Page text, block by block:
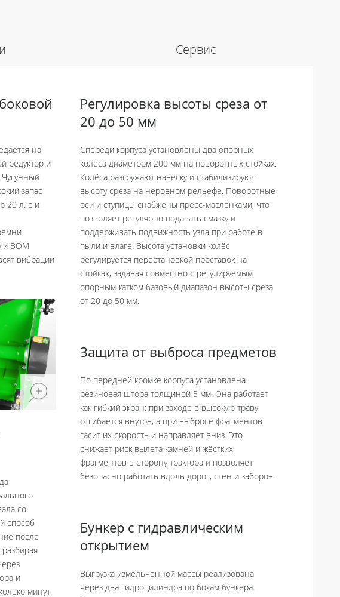
Сервис
на
редуктор и
запас
20 л. с и
и ВОМ
вибрации
со
способ
после
и
минут.
Регулировка высоты среза от
20 до 50 мм
Спереди корпуса установлены два опорных
колеса диаметром 200 мм на поворотных стойках.
Колёса разгружают навеску и стабилизируют
высоту среза на неровном рельефе. Поворотные
оси и ступицы снабжены пресс-маслёнками, что
позволяет регулярно подавать смазку и
поддерживать подвижность узла при работе в
пыли и влаге. Высота установки колёс
регулируется перестановкой проставок на
стойках, задавая совместно с регулируемым
опорным катком базовый диапазон высоты среза
от 20 до 50 мм.
Защита от выброса предметов
По передней кромке корпуса установлена
резиновая штора толщиной 5 мм. Она работает
как гибкий экран: при заходе в высокую траву
отгибается внутрь, а при выбросе фрагментов
гасит их скорость и направляет вниз. Это
снижает риск вылета камней и жёстких
фрагментов в сторону трактора и позволяет
безопасно работать вдоль дорог, стен и заборов.
Бункер с гидравлическим
открытием
Выгрузка измельчённой массы реализована
через два гидроцилиндра по бокам бункера.